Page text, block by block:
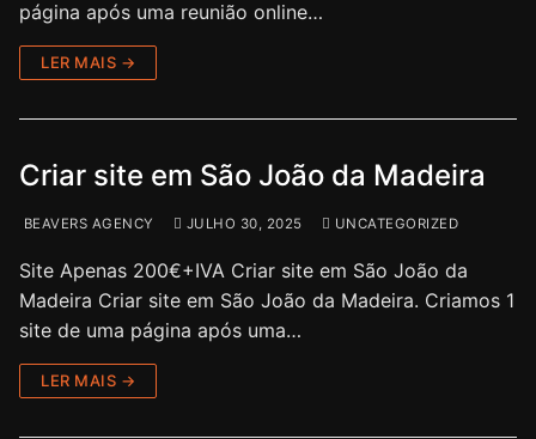
página após uma reunião online…
LER MAIS →
Criar site em São João da Madeira
BEAVERS AGENCY JULHO 30, 2025 UNCATEGORIZED
Site Apenas 200€+IVA Criar site em São João da
Madeira Criar site em São João da Madeira. Criamos 1
site de uma página após uma…
LER MAIS →